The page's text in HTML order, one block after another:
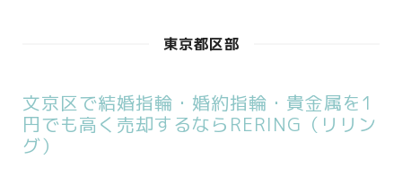
東京都区部
文京区で結婚指輪・婚約指輪・貴金属を1
円でも高く売却するならRERING（リリン
グ）